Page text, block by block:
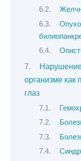
организме как
глаз